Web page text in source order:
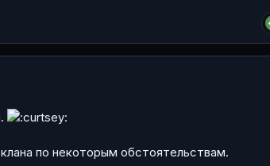
по некоторым обстоятельствам.